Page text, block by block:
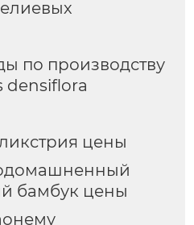
по производству
densiflora
цены
бамбук цены